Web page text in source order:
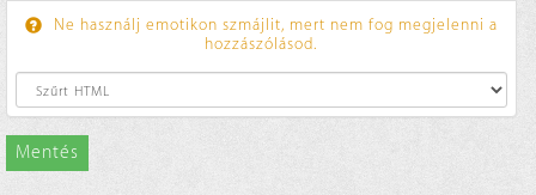
Ne használj emotikon szmájlit, mert nem fog megjelenni a
hozzászólásod.
Mentés